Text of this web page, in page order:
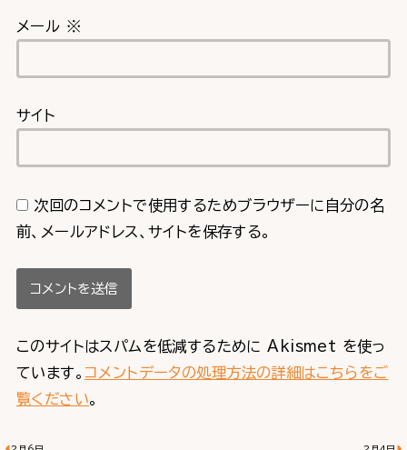
メール ※
サイト
次回のコメントで使用するためブラウザーに自分の名
前、メールアドレス、サイトを保存する。
このサイトはスパムを低減するために Akismet を使っ
ています。 コメントデータの処理方法の詳細はこちらをご
覧ください。